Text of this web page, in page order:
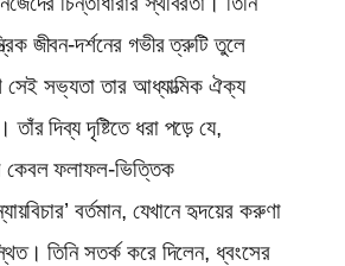
জীবন-দর্শনের গভীর ত্রুটি তুলে
সেই সভ্যতা তার আধ্যাত্মিক ঐক্য
তাঁর দিব্য দৃষ্টিতে ধরা পড়ে যে,
কেবল ফলাফল-ভিত্তিক
বর্তমান, যেখানে হৃদয়ের করুণা
তিনি সতর্ক করে দিলেন, ধ্বংসের